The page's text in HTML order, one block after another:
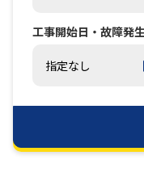
NTTドコモビジネス
工事開始日・故障発